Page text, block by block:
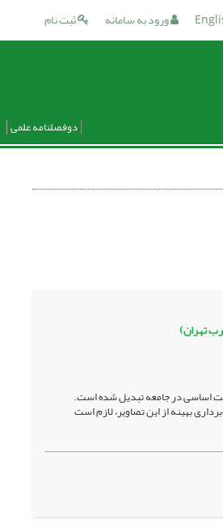
ثبت نام ورود به سامانه
دوفصلنامه علمی
اساسی در جامعه تبدیل ‌شده است.
بهینه از این تصاویر، لازم است